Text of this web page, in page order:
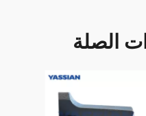
الصلة